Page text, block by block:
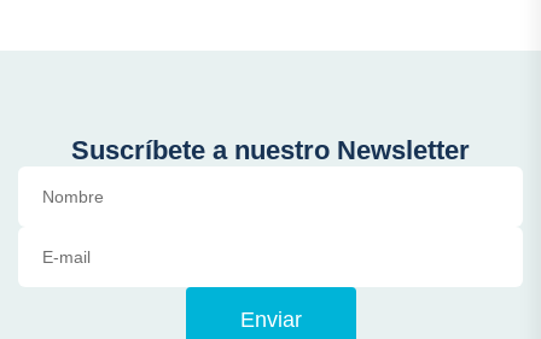
Suscríbete a nuestro Newsletter
Enviar